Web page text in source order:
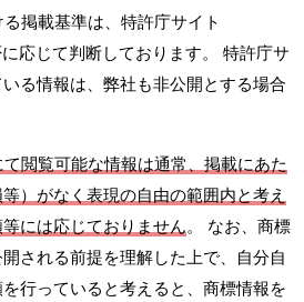
掲載基準は、特許庁サイト
応じて判断しております。 特許庁サ
る情報は、弊社も非公開とする場合
閲覧可能な情報は通常、掲載にあた
）がなく表現の自由の範囲内と考え
には応じておりません。 なお、商標
される前提を理解した上で、自分自
行っていると考えると、商標情報を